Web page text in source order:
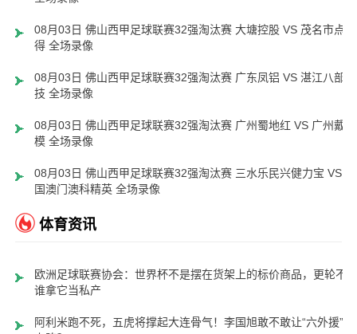
08月03日 佛山西甲足球联赛32强淘汰赛 大塘控股 VS 茂名市点都
得 全场录像
08月03日 佛山西甲足球联赛32强淘汰赛 广东凤铝 VS 湛江八部科
技 全场录像
08月03日 佛山西甲足球联赛32强淘汰赛 广州蜀地红 VS 广州戴拿
模 全场录像
08月03日 佛山西甲足球联赛32强淘汰赛 三水乐民兴健力宝 VS 中
国澳门澳科精英 全场录像
体育资讯
欧洲足球联赛协会：世界杯不是摆在货架上的标价商品，更轮不到
谁拿它当私产
阿利米跑不死，五虎将撑起大连骨气！李国旭敢不敢让“六外援”齐